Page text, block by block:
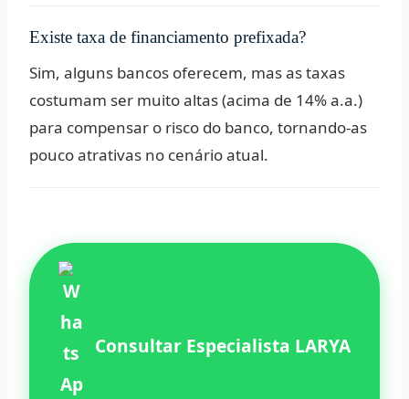
Existe taxa de financiamento prefixada?
Sim, alguns bancos oferecem, mas as taxas
costumam ser muito altas (acima de 14% a.a.)
para compensar o risco do banco, tornando-as
pouco atrativas no cenário atual.
Consultar Especialista LARYA